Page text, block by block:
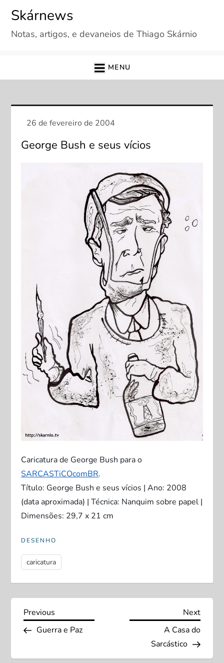
content
Skárnews
Notas, artigos, e devaneios de Thiago Skárnio
MENU
George Bush e seus vícios
Caricatura de George Bush para o
SARCASTiCOcomBR.
Título: George Bush e seus vícios | Ano: 2008
(data aproximada) | Técnica: Nanquim sobre papel |
Dimensões: 29,7 x 21 cm
DESENHO
caricatura
N
a
Previous
Post
Previous
Guerra e Paz
Next
Next
A Casa do
Sarcástico